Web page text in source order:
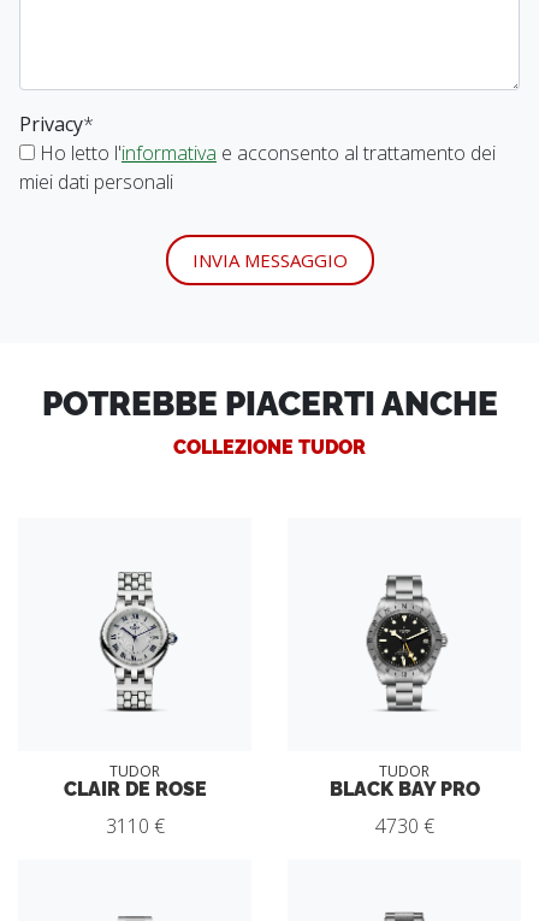
Privacy*
Ho letto l'informativa e acconsento al trattamento dei
miei dati personali
INVIA MESSAGGIO
POTREBBE PIACERTI ANCHE
COLLEZIONE TUDOR
TUDOR
CLAIR DE ROSE
3110 €
TUDOR
BLACK BAY PRO
4730 €